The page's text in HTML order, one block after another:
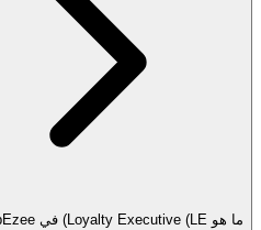
ما هو Loyalty Executive (LE) في StampEzee؟